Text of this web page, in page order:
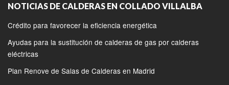
NOTICIAS DE CALDERAS EN COLLADO VILLALBA
Crédito para favorecer la eficiencia energética
Ayudas para la sustitución de calderas de gas por calderas
eléctricas
Plan Renove de Salas de Calderas en Madrid